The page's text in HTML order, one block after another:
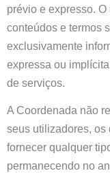
prévio e expresso.
conteúdos e termos
exclusivamente
expressa ou
de serviços.
A Coordenada não
seus utilizadores, os
fornecer qualquer
permanecendo no